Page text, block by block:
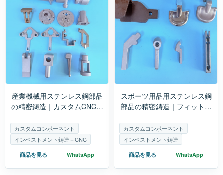
産業機械用ステンレス鋼部品
の精密鋳造｜カスタムCNC加
カスタムコンポーネント
インベストメント鋳造＋CNC
商品を見る WhatsApp
スポーツ用品用ステンレス鋼
部品の精密鋳造｜フィットネ
カスタムコンポーネント
インベストメント鋳造
商品を見る WhatsApp